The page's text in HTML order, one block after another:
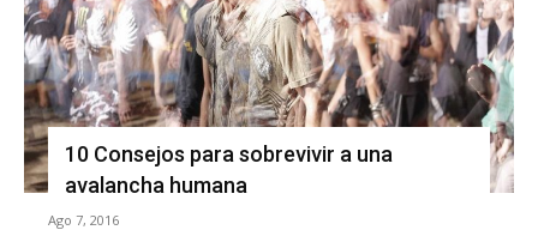
10 Consejos para sobrevivir a una
avalancha humana
Ago 7, 2016